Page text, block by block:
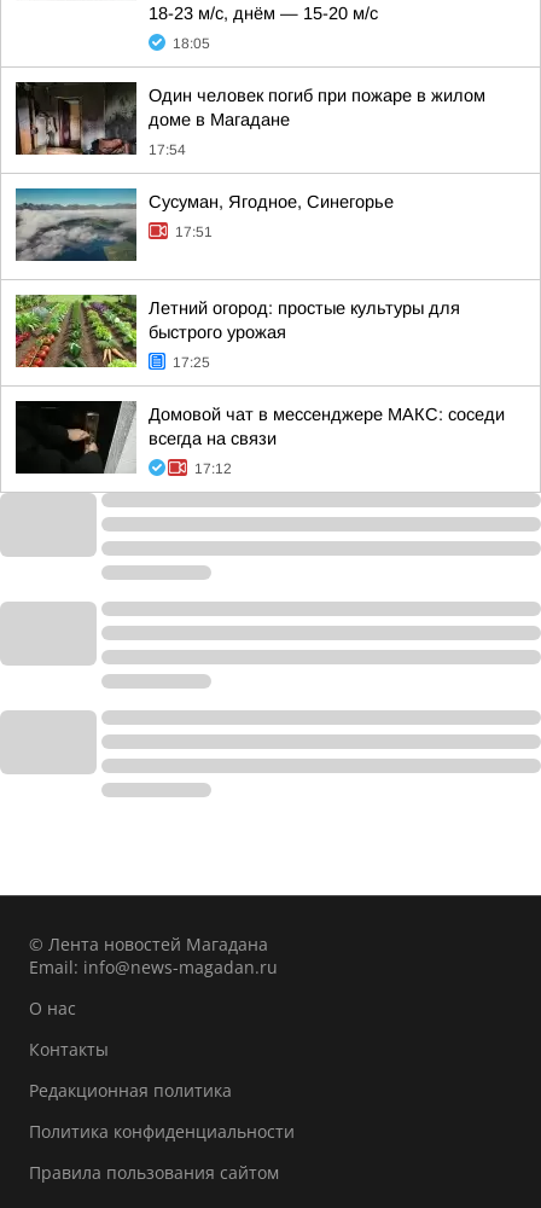
18-23 м/с, днём — 15-20 м/с
18:05
Один человек погиб при пожаре в жилом
доме в Магадане
17:54
Сусуман, Ягодное, Синегорье
17:51
Летний огород: простые культуры для
быстрого урожая
17:25
Домовой чат в мессенджере MAКС: соседи
всегда на связи
17:12
© Лента новостей Магадана
Email: info@news-magadan.ru
О нас
Контакты
Редакционная политика
Политика конфиденциальности
Правила пользования сайтом